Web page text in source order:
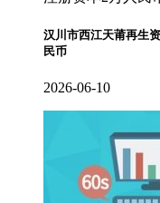
汉川市西江天莆再生
民币
2026-06-10